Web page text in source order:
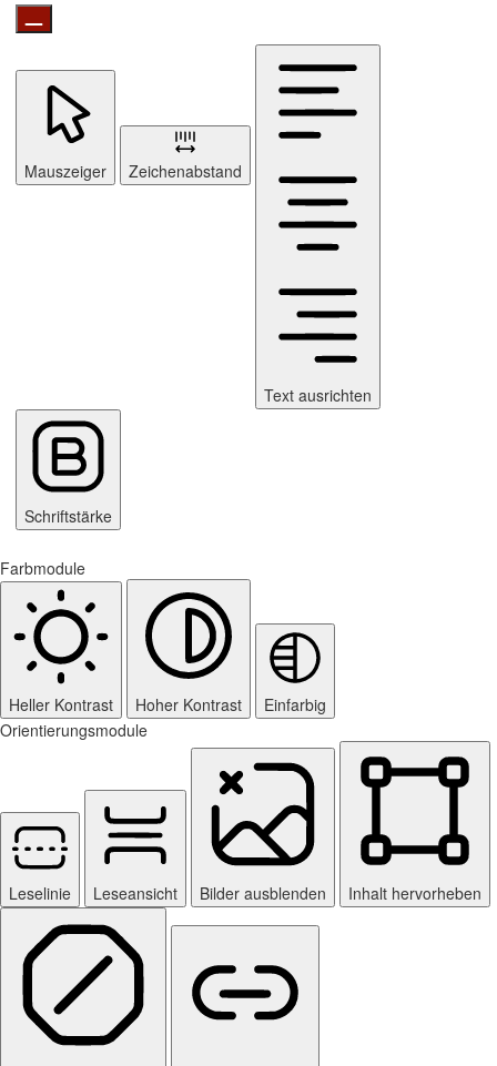
Mauszeiger Zeichenabstand
Text ausrichten
Schriftstärke
Farbmodule
Heller Kontrast Hoher Kontrast
Einfarbig
Orientierungsmodule
Leselinie Leseansicht Bilder ausblenden Inhalt hervorheben